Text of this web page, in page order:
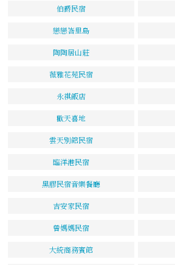
伯爵民宿
戀戀峇里島
陶陶居山莊
薇雅花苑民宿
永祺飯店
歡天喜地
雲天別館民宿
臨洋港民宿
黑膠民宿音樂餐廳
吉安家民宿
曾媽媽民宿
大統商務賓館